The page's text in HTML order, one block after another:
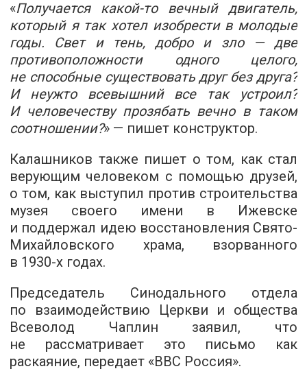
«Получается какой-то вечный двигатель,
который я так хотел изобрести в молодые
годы. Свет и тень, добро и зло — две
противоположности одного целого,
не способные существовать друг без друга?
И неужто всевышний все так устроил?
И человечеству прозябать вечно в таком
соотношении?» — пишет конструктор.
Калашников также пишет о том, как стал
верующим человеком с помощью друзей,
о том, как выступил против строительства
музея своего имени в Ижевске
и поддержал идею восстановления Свято-
Михайловского храма, взорванного
в 1930-х годах.
Председатель Синодального отдела
по взаимодействию Церкви и общества
Всеволод Чаплин заявил, что
не рассматривает это письмо как
раскаяние, передает «BBC Россия».